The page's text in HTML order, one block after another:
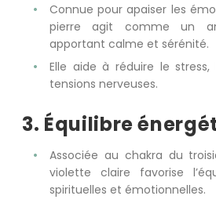
Connue pour apaiser les
pierre agit comme un
apportant calme et sérénité.
Elle aide à réduire le
tensions nerveuses.
3. Équilibre
Associée au chakra du
violette claire favorise
spirituelles et émotionnelles.